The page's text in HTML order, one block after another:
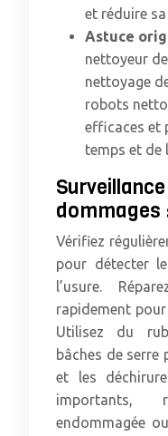
et réduire
Astuce
nettoyeur
nettoyage
robots
efficaces et
temps et de
dommages
Vérifiez
pour détecter
l’usure.
rapidement pour
Utilisez du
bâches de
et les
importants,
endommagée